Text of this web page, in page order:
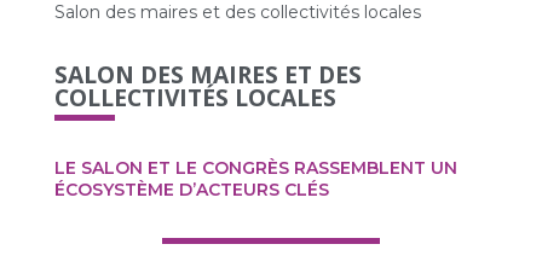
Salon des maires et des collectivités locales
SALON DES MAIRES ET DES
COLLECTIVITÉS LOCALES
LE SALON ET LE CONGRÈS RASSEMBLENT UN
ÉCOSYSTÈME D’ACTEURS CLÉS